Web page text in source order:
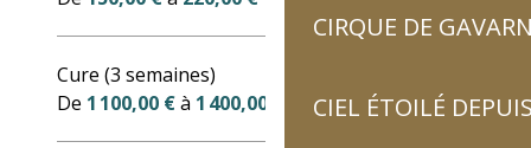
CIRQUE DE
CIEL ÉTOILÉ
Cure (3 semaines)
De 1 100,00 €à 1 400,00 €